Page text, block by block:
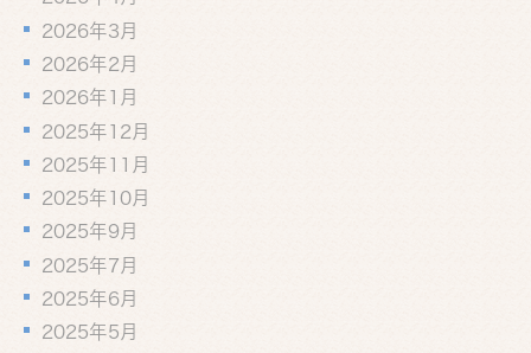
2026年3月
2026年2月
2026年1月
2025年12月
2025年11月
2025年10月
2025年9月
2025年7月
2025年6月
2025年5月